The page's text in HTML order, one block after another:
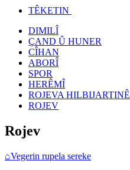
TÊKETIN
DIMILÎ
ÇAND Û HUNER
CÎHAN
ABORÎ
SPOR
HERÊMÎ
ROJEVA HILBIJARTINÊ
ROJEV
Rojev
⌂Vegerin rupela sereke